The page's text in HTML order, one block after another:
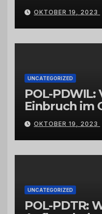
OKTOBER 19, 2023
UNCATEGORIZED
POL-
Einbruch im
Wittlich
OKTOBER 19, 2023
UNCATEGORIZED
POL-PDTR: